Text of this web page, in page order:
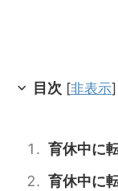
目次 [非表示]
育休中に
育休中に